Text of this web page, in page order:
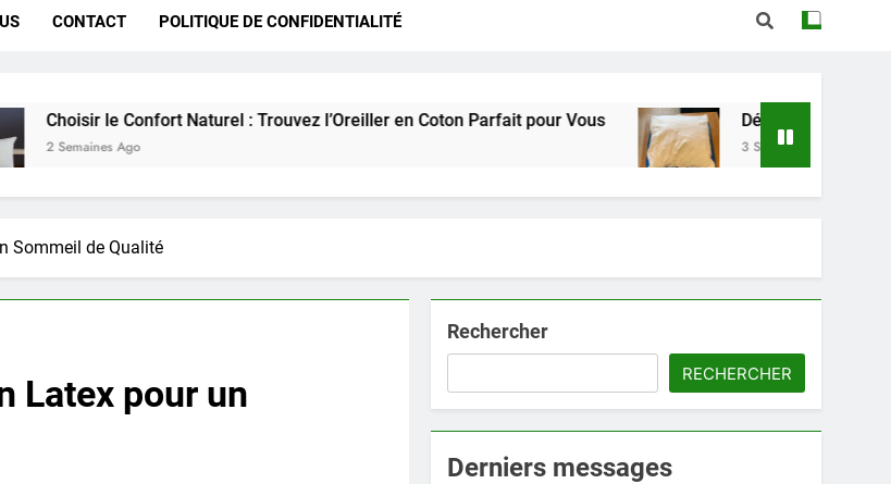
CONTACT POLITIQUE DE CONFIDENTIALITÉ
Confort Naturel : Trouvez l’Oreiller en Coton Parfait pour Vous
Ago
Découvrez le Confort
3 Semaines Ago
Sommeil de Qualité
Latex pour un
Rechercher
RECHERCHER
Derniers messages